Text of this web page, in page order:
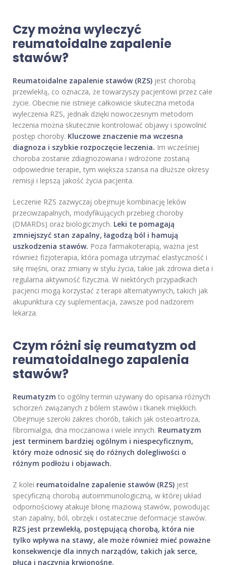
Czy można wyleczyć
reumatoidalne zapalenie
stawów?
Reumatoidalne zapalenie stawów (RZS) jest chorobą
przewlekłą, co oznacza, że towarzyszy pacjentowi przez całe
życie. Obecnie nie istnieje całkowicie skuteczna metoda
wyleczenia RZS, jednak dzięki nowoczesnym metodom
leczenia można skutecznie kontrolować objawy i spowolnić
postęp choroby. Kluczowe znaczenie ma wczesna
diagnoza i szybkie rozpoczęcie leczenia. Im wcześniej
choroba zostanie zdiagnozowana i wdrożone zostaną
odpowiednie terapie, tym większa szansa na dłuższe okresy
remisji i lepszą jakość życia pacjenta.
Leczenie RZS zazwyczaj obejmuje kombinację leków
przeciwzapalnych, modyfikujących przebieg choroby
(DMARDs) oraz biologicznych. Leki te pomagają
zmniejszyć stan zapalny, łagodzą ból i hamują
uszkodzenia stawów. Poza farmakoterapią, ważna jest
również fizjoterapia, która pomaga utrzymać elastyczność i
siłę mięśni, oraz zmiany w stylu życia, takie jak zdrowa dieta i
regularna aktywność fizyczna. W niektórych przypadkach
pacjenci mogą korzystać z terapii alternatywnych, takich jak
akupunktura czy suplementacja, zawsze pod nadzorem
lekarza.
Czym różni się reumatyzm od
reumatoidalnego zapalenia
stawów?
Reumatyzm to ogólny termin używany do opisania różnych
schorzeń związanych z bólem stawów i tkanek miękkich.
Obejmuje szeroki zakres chorób, takich jak osteoartroza,
fibromialgia, dna moczanowa i wiele innych. Reumatyzm
jest terminem bardziej ogólnym i niespecyficznym,
który może odnosić się do różnych dolegliwości o
różnym podłożu i objawach.
Z kolei reumatoidalne zapalenie stawów (RZS) jest
specyficzną chorobą autoimmunologiczną, w której układ
odpornościowy atakuje błonę maziową stawów, powodując
stan zapalny, ból, obrzęk i ostatecznie deformacje stawów.
RZS jest przewlekłą, postępującą chorobą, która nie
tylko wpływa na stawy, ale może również mieć poważne
konsekwencje dla innych narządów, takich jak serce,
płuca i naczynia krwionośne.